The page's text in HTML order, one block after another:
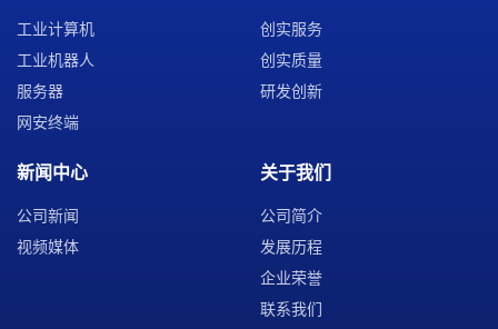
工业计算机
工业机器人
服务器
网安终端
创实服务
创实质量
研发创新
新闻中心
公司新闻
视频媒体
关于我们
公司简介
发展历程
企业荣誉
联系我们